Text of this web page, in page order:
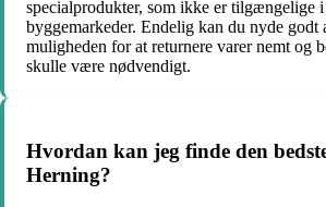
specialprodukter, som ikke er tilgængelige
byggemarkeder. Endelig kan du nyde
muligheden for at returnere varer nemt og
skulle være nødvendigt.
Hvordan kan jeg finde den
Herning?